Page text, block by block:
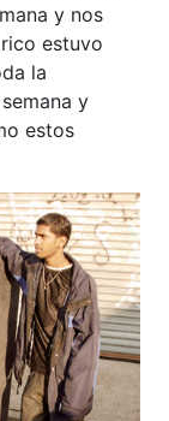
y nos
estuvo
la
y
estos